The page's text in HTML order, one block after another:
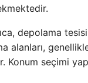
depolama
alanları,
Konum seçimi